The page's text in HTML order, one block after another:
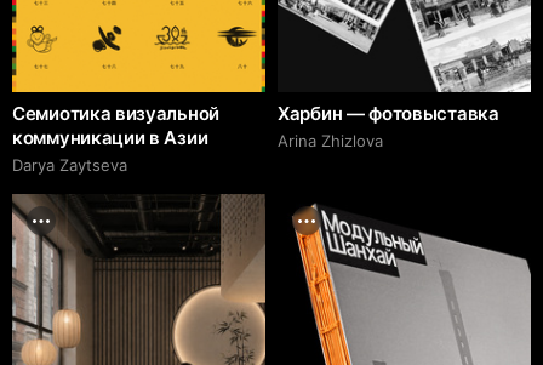
Семиотика визуальной
коммуникации в Азии
Darya Zaytseva
Харбин — фотовыставка
Arina Zhizlova